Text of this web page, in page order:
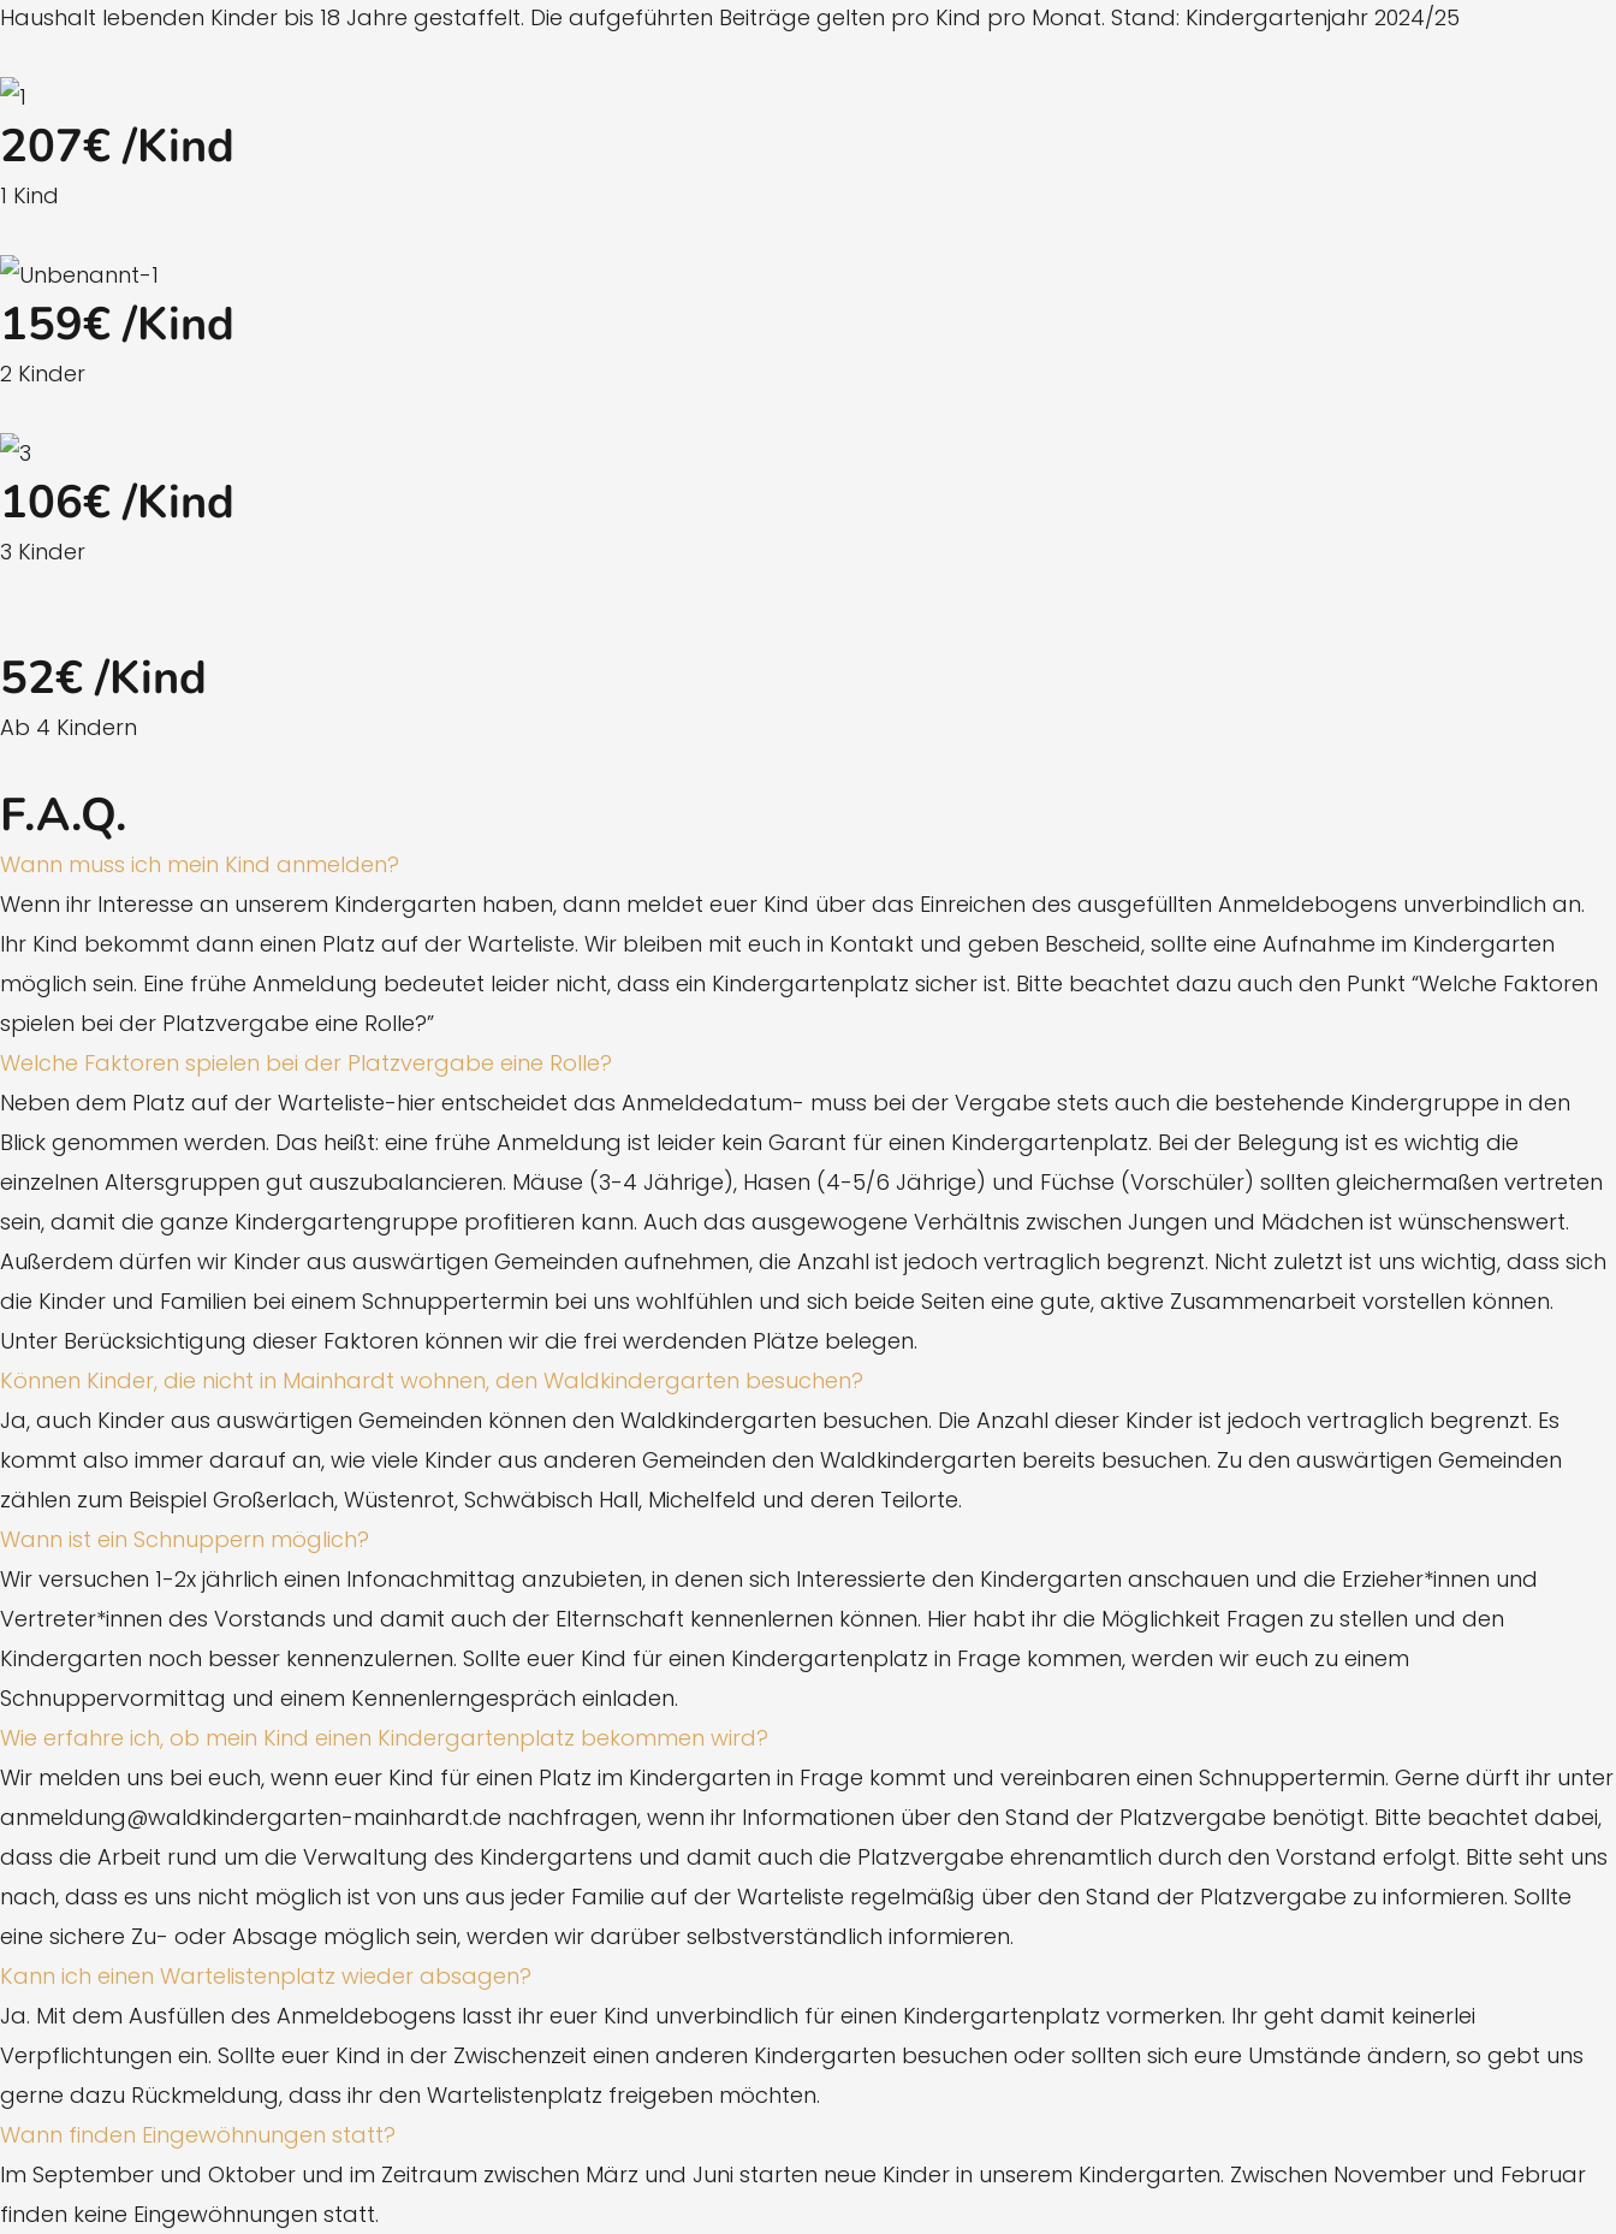
Haushalt lebenden Kinder bis 18 Jahre gestaffelt. Die aufgeführten Beiträge gelten pro Kind pro Monat. Stand: Kindergartenjahr 2024/25
207€ /Kind
1 Kind
159€ /Kind
2 Kinder
106€ /Kind
3 Kinder
52€ /Kind
Ab 4 Kindern
F.A.Q.
Wann muss ich mein Kind anmelden?
Wenn ihr Interesse an unserem Kindergarten haben, dann meldet euer Kind über das Einreichen des ausgefüllten Anmeldebogens unverbindlich an.
Ihr Kind bekommt dann einen Platz auf der Warteliste. Wir bleiben mit euch in Kontakt und geben Bescheid, sollte eine Aufnahme im Kindergarten
möglich sein. Eine frühe Anmeldung bedeutet leider nicht, dass ein Kindergartenplatz sicher ist. Bitte beachtet dazu auch den Punkt “Welche Faktoren
spielen bei der Platzvergabe eine Rolle?”
Welche Faktoren spielen bei der Platzvergabe eine Rolle?
Neben dem Platz auf der Warteliste-hier entscheidet das Anmeldedatum- muss bei der Vergabe stets auch die bestehende Kindergruppe in den
Blick genommen werden. Das heißt: eine frühe Anmeldung ist leider kein Garant für einen Kindergartenplatz. Bei der Belegung ist es wichtig die
einzelnen Altersgruppen gut auszubalancieren. Mäuse (3-4 Jährige), Hasen (4-5/6 Jährige) und Füchse (Vorschüler) sollten gleichermaßen vertreten
sein, damit die ganze Kindergartengruppe profitieren kann. Auch das ausgewogene Verhältnis zwischen Jungen und Mädchen ist wünschenswert.
Außerdem dürfen wir Kinder aus auswärtigen Gemeinden aufnehmen, die Anzahl ist jedoch vertraglich begrenzt. Nicht zuletzt ist uns wichtig, dass sich
die Kinder und Familien bei einem Schnuppertermin bei uns wohlfühlen und sich beide Seiten eine gute, aktive Zusammenarbeit vorstellen können.
Unter Berücksichtigung dieser Faktoren können wir die frei werdenden Plätze belegen.
Können Kinder, die nicht in Mainhardt wohnen, den Waldkindergarten besuchen?
Ja, auch Kinder aus auswärtigen Gemeinden können den Waldkindergarten besuchen. Die Anzahl dieser Kinder ist jedoch vertraglich begrenzt. Es
kommt also immer darauf an, wie viele Kinder aus anderen Gemeinden den Waldkindergarten bereits besuchen. Zu den auswärtigen Gemeinden
zählen zum Beispiel Großerlach, Wüstenrot, Schwäbisch Hall, Michelfeld und deren Teilorte.
Wann ist ein Schnuppern möglich?
Wir versuchen 1-2x jährlich einen Infonachmittag anzubieten, in denen sich Interessierte den Kindergarten anschauen und die Erzieher*innen und
Vertreter*innen des Vorstands und damit auch der Elternschaft kennenlernen können. Hier habt ihr die Möglichkeit Fragen zu stellen und den
Kindergarten noch besser kennenzulernen. Sollte euer Kind für einen Kindergartenplatz in Frage kommen, werden wir euch zu einem
Schnuppervormittag und einem Kennenlerngespräch einladen.
Wie erfahre ich, ob mein Kind einen Kindergartenplatz bekommen wird?
Wir melden uns bei euch, wenn euer Kind für einen Platz im Kindergarten in Frage kommt und vereinbaren einen Schnuppertermin. Gerne dürft ihr unter
anmeldung@waldkindergarten-mainhardt.de nachfragen, wenn ihr Informationen über den Stand der Platzvergabe benötigt. Bitte beachtet dabei,
dass die Arbeit rund um die Verwaltung des Kindergartens und damit auch die Platzvergabe ehrenamtlich durch den Vorstand erfolgt. Bitte seht uns
nach, dass es uns nicht möglich ist von uns aus jeder Familie auf der Warteliste regelmäßig über den Stand der Platzvergabe zu informieren. Sollte
eine sichere Zu- oder Absage möglich sein, werden wir darüber selbstverständlich informieren.
Kann ich einen Wartelistenplatz wieder absagen?
Ja. Mit dem Ausfüllen des Anmeldebogens lasst ihr euer Kind unverbindlich für einen Kindergartenplatz vormerken. Ihr geht damit keinerlei
Verpflichtungen ein. Sollte euer Kind in der Zwischenzeit einen anderen Kindergarten besuchen oder sollten sich eure Umstände ändern, so gebt uns
gerne dazu Rückmeldung, dass ihr den Wartelistenplatz freigeben möchten.
Wann finden Eingewöhnungen statt?
Im September und Oktober und im Zeitraum zwischen März und Juni starten neue Kinder in unserem Kindergarten. Zwischen November und Februar
finden keine Eingewöhnungen statt.